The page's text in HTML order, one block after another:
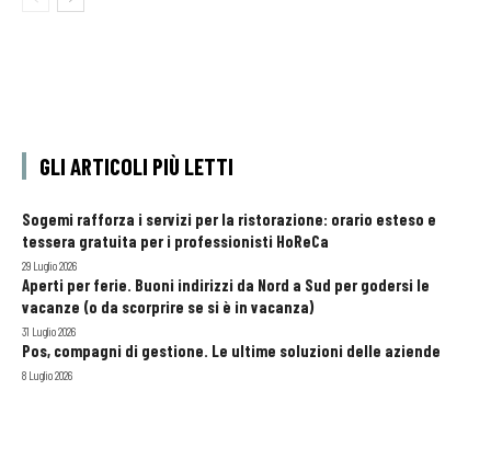
GLI ARTICOLI PIÙ LETTI
Sogemi rafforza i servizi per la ristorazione: orario esteso e
tessera gratuita per i professionisti HoReCa
29 Luglio 2026
Aperti per ferie. Buoni indirizzi da Nord a Sud per godersi le
vacanze (o da scorprire se si è in vacanza)
31 Luglio 2026
Pos, compagni di gestione. Le ultime soluzioni delle aziende
8 Luglio 2026